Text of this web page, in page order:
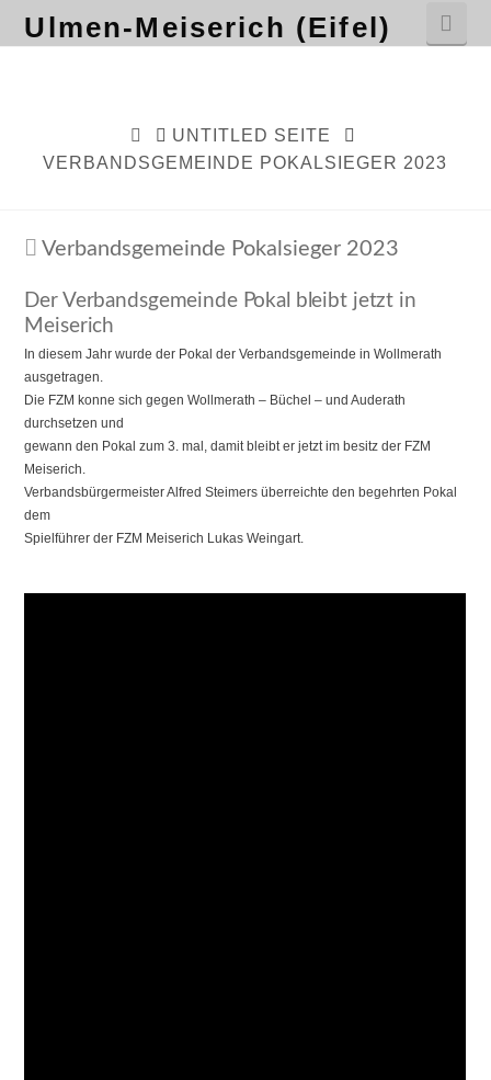
Ulmen-Meiserich (Eifel)
HOMEUNTITLED SEITE
VERBANDSGEMEINDE POKALSIEGER 2023
Verbandsgemeinde Pokalsieger 2023
Der Verbandsgemeinde Pokal bleibt jetzt in
Meiserich
In diesem Jahr wurde der Pokal der Verbandsgemeinde in Wollmerath
ausgetragen.
Die FZM konne sich gegen Wollmerath – Büchel – und Auderath
durchsetzen und
gewann den Pokal zum 3. mal, damit bleibt er jetzt im besitz der FZM
Meiserich.
Verbandsbürgermeister Alfred Steimers überreichte den begehrten Pokal
dem
Spielführer der FZM Meiserich Lukas Weingart.